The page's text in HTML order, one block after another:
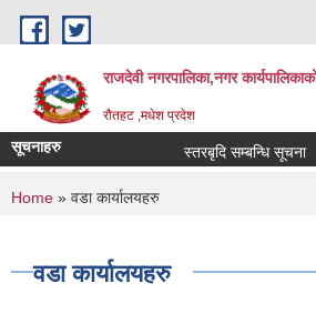
Skip to main content
राजदेवी नगरपालिका,नगर
रौतहट ,मधेश प्रदेश
सूचनाहरु स्तरबृदि सम्बन्धि सूचना
You are here
Home » वडा कार्यालयहरु
वडा कार्यालयहरु